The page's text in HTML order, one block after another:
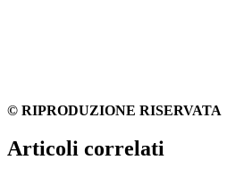
© RIPRODUZIONE RISERVATA
Articoli correlati